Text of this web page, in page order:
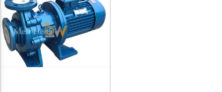
BƠM
ĐỊNH
LƯỢNG
BƠM
CHÌM
NƯỚC